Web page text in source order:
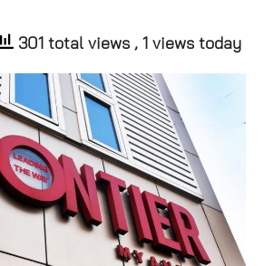
301 total views , 1 views today